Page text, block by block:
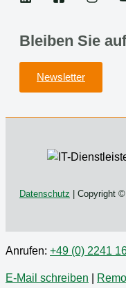
Bleiben Sie
Newsletter
Datenschutz | Copyright
Anrufen: +49 (0) 2241
E-Mail schreiben